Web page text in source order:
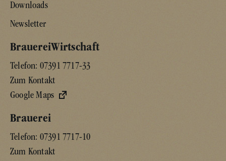
Downloads
Newsletter
BrauereiWirtschaft
Telefon: 07391 7717-33
Zum Kontakt
Google Maps
Brauerei
Telefon: 07391 7717-10
Zum Kontakt